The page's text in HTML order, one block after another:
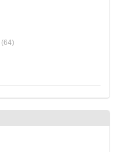
(64)